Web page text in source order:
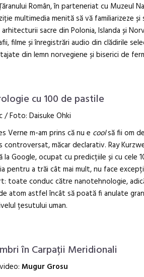
Român, în parteneriat cu Muzeul
multimedia menită să vă familiarizeze și
sacre din Polonia, Islanda și
filme și înregistrări audio din clădirile
din lemn norvegiene și biserici de
cu 100 de pastile
/ Foto: Daisuke Ohki
Verne m-am prins că nu e coolsă fii om
controversat, măcar declarativ. Ray
la Google, ocupat cu predicțiile și cu cele
pentru a trăi cât mai mult, nu face
toate conduc către nanotehnologie,
atom astfel încât să poată fi anulate
țesutului uman.
în Carpații Meridionali
Mugur Grosu
Open Call
Awards